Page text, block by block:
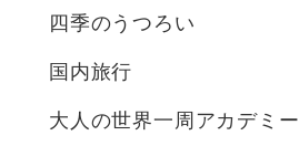
四季のうつろい
国内旅行
大人の世界一周アカデミー